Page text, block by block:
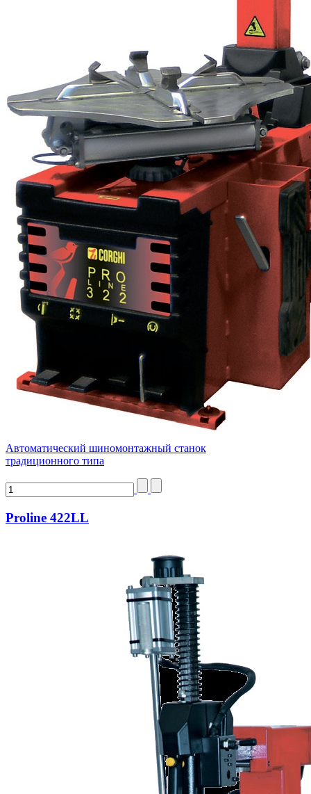
Автоматический шиномонтажный станок
традиционного типа
Proline 422LL